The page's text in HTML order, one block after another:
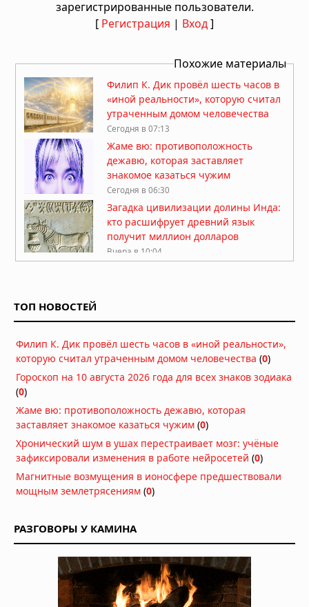
зарегистрированные пользователи.
[ Регистрация | Вход]
Похожие материалы
Филип К. Дик провёл шесть часов в
«иной реальности», которую считал
утраченным домом человечества
Сегодня в 07:13
Жаме вю: противоположность
дежавю, которая заставляет
знакомое казаться чужим
Сегодня в 06:30
Загадка цивилизации долины Инда:
кто расшифрует древний язык
получит миллион долларов
Вчера в 10:04
Исчезновение правителя Мали:
флот из двух тысяч кораблей ушёл в
Атлантику и не вернулся
семисот легенд о Потопе называют
одно и то же число
08.08.2026 в 10:54
Феномен двойников и
статистические аномалии ставят
под сомнение естественное
человечества
В Египте обнаружена
сорокаметровая структура, которую
исследователи называют
«Звёздными вратами»
ТОП НОВОСТЕЙ
Филип К. Дик провёл шесть часов в «иной реальности»,
которую считал утраченным домом человечества (0)
Гороскоп на 10 августа 2026 года для всех знаков зодиака
(0)
Жаме вю: противоположность дежавю, которая
заставляет знакомое казаться чужим (0)
Хронический шум в ушах перестраивает мозг: учёные
зафиксировали изменения в работе нейросетей (0)
Магнитные возмущения в ионосфере предшествовали
мощным землетрясениям (0)
РАЗГОВОРЫ У КАМИНА